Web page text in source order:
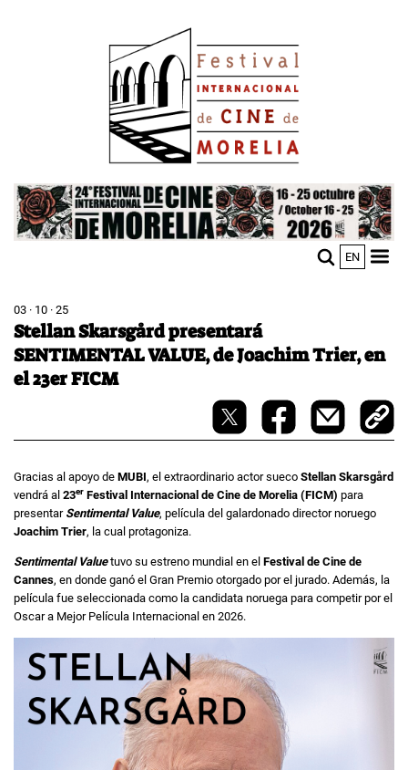
Image
EN
03 · 10 · 25
Stellan Skarsgård presentará
SENTIMENTAL VALUE, de Joachim Trier, en
el 23er FICM
Gracias al apoyo de MUBI, el extraordinario actor sueco Stellan Skarsgård
vendrá al 23er Festival Internacional de Cine de Morelia (FICM) para
presentar Sentimental Value, película del galardonado director noruego
Joachim Trier, la cual protagoniza.
Sentimental Valuetuvo su estreno mundial en el Festival de Cine de
Cannes, en donde ganó el Gran Premio otorgado por el jurado. Además, la
película fue seleccionada como la candidata noruega para competir por el
Oscar a Mejor Película Internacional en 2026.